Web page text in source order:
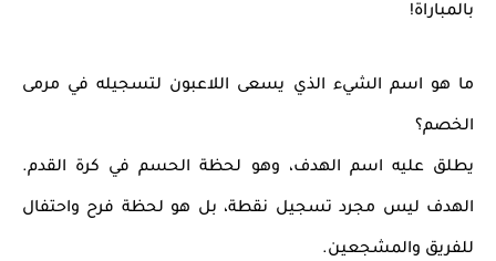
بالمباراة!
ما هو اسم الشيء الذي يسعى اللاعبون لتسجيله في مرمى
الخصم؟
يطلق عليه اسم الهدف، وهو لحظة الحسم في كرة القدم.
الهدف ليس مجرد تسجيل نقطة، بل هو لحظة فرح واحتفال
للفريق والمشجعين.